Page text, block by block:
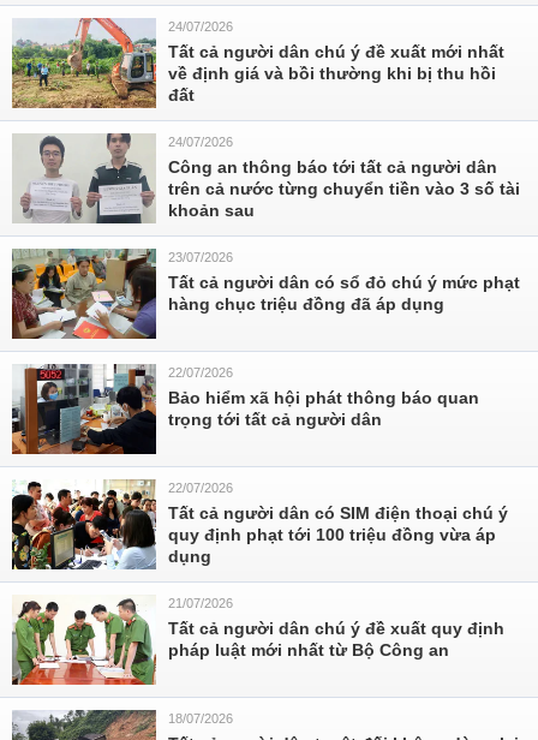
24/07/2026
Tất cả người dân chú ý đề xuất mới nhất
về định giá và bồi thường khi bị thu hồi
đất
24/07/2026
Công an thông báo tới tất cả người dân
trên cả nước từng chuyển tiền vào 3 số tài
khoản sau
23/07/2026
Tất cả người dân có sổ đỏ chú ý mức phạt
hàng chục triệu đồng đã áp dụng
22/07/2026
Bảo hiểm xã hội phát thông báo quan
trọng tới tất cả người dân
22/07/2026
Tất cả người dân có SIM điện thoại chú ý
quy định phạt tới 100 triệu đồng vừa áp
dụng
21/07/2026
Tất cả người dân chú ý đề xuất quy định
pháp luật mới nhất từ Bộ Công an
18/07/2026